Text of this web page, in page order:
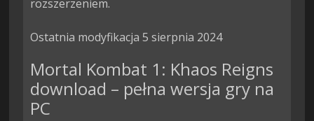
rozszerzeniem.
Ostatnia modyfikacja 5 sierpnia 2024
Mortal Kombat 1: Khaos Reigns
download – pełna wersja gry na
PC